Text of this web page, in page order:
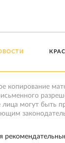
копирование
могут быть